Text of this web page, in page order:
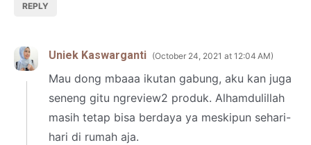
REPLY
Uniek Kaswarganti October 24, 2021 at 12:04 AM
Mau dong mbaaa ikutan gabung, aku kan juga
seneng gitu ngreview2 produk. Alhamdulillah
masih tetap bisa berdaya ya meskipun sehari-
hari di rumah aja.